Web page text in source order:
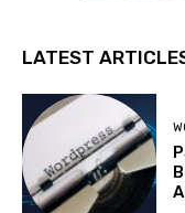
LATEST